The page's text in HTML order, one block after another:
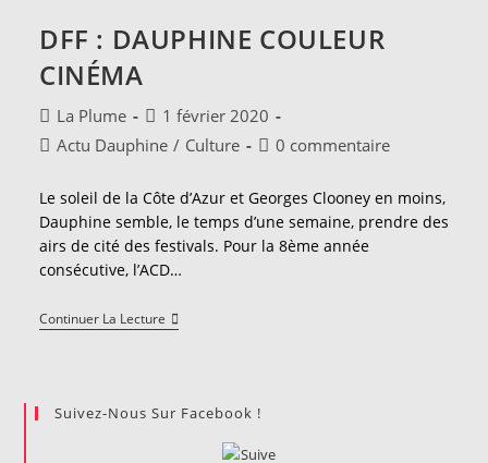
DFF : DAUPHINE COULEUR
CINÉMA
Auteur/autrice
de
La Plume
Publication
publiée :
1 février 2020
PostActu Dauphine / Culture
Commentaires
la
publication :
0 commentaire
Le soleil de la Côte d’Azur et Georges Clooney en moins,
Dauphine semble, le temps d’une semaine, prendre des
airs de cité des festivals. Pour la 8ème année
consécutive, l’ACD…
Continuer La LectureDFF
:
Suivez-Nous Sur Facebook !